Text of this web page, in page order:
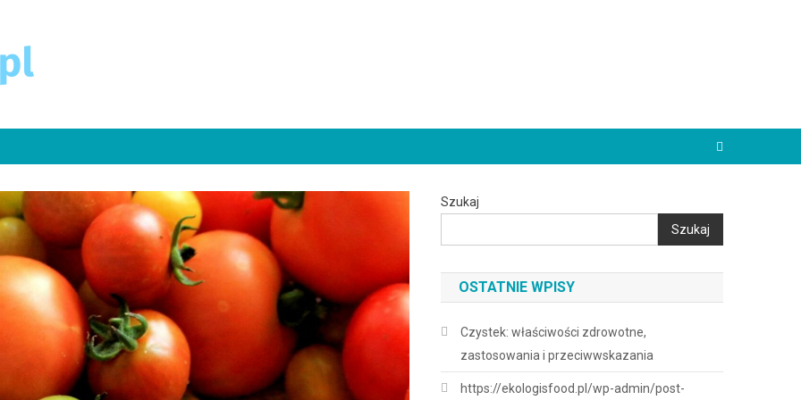
Szukaj
Szukaj
OSTATNIE WPISY
Czystek: właściwości zdrowotne,
zastosowania i przeciwwskazania
https://ekologisfood.pl/wp-admin/post-